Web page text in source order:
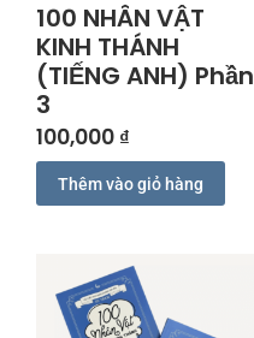
100 NHÂN VẬT
KINH THÁNH
(TIẾNG ANH) Phần
3
100,000 ₫
Thêm vào giỏ hàng